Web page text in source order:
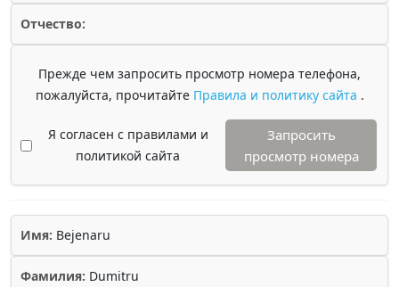
Отчество:
Прежде чем запросить просмотр номера телефона,
пожалуйста, прочитайте Правила и политику сайта .
Я согласен с правилами и
политикой сайта
Запросить
просмотр номера
Имя: Bejenaru
Фамилия: Dumitru